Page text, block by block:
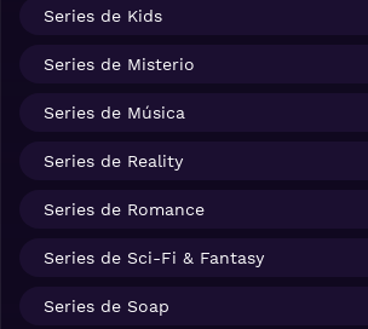
Series de Kids
Series de Misterio
Series de Música
Series de Reality
Series de Romance
Series de Sci-Fi & Fantasy
Series de Soap